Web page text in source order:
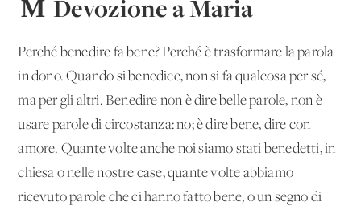
Μ Devozione a Maria
Perché benedire fa bene? Perché è trasformare la parola
in dono. Quando si benedice, non si fa qualcosa per sé,
ma per gli altri. Benedire non è dire belle parole, non è
usare parole di circostanza: no; è dire bene, dire con
amore. Quante volte anche noi siamo stati benedetti, in
chiesa o nelle nostre case, quante volte abbiamo
ricevuto parole che ci hanno fatto bene, o un segno di